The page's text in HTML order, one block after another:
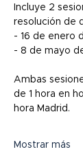
Incluye 2
resolución de
- 16 de enero
- 8 de mayo
Ambas
de 1 hora en
hora Madrid.
Mostrar más